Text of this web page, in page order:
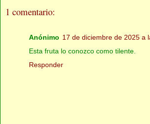
1 comentario:
Anónimo 17 de diciembre de 2025 a
Esta fruta lo conozco como tilente.
Responder